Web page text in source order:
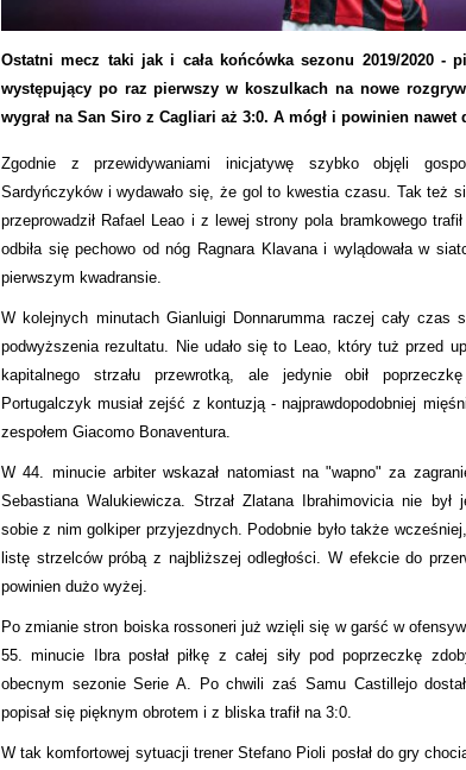
Ostatni mecz taki jak i cała końcówka sezonu 2019/2020 -
występujący po raz pierwszy w koszulkach na nowe
wygrał na San Siro z Cagliari aż 3:0. A mógł i powinien nawet
Zgodnie z przewidywaniami inicjatywę szybko objęli
Sardyńczyków i wydawało się, że gol to kwestia czasu. Tak też
przeprowadził Rafael Leao i z lewej strony pola bramkowego
odbiła się pechowo od nóg Ragnara Klavana i wylądowała w
pierwszym kwadransie.
W kolejnych minutach Gianluigi Donnarumma raczej cały czas
podwyższenia rezultatu. Nie udało się to Leao, który tuż przed
kapitalnego strzału przewrotką, ale jedynie obił
Portugalczyk musiał zejść z kontuzją - najprawdopodobniej
zespołem Giacomo Bonaventura.
W 44. minucie arbiter wskazał natomiast na "wapno" za
Sebastiana Walukiewicza. Strzał Zlatana Ibrahimovicia nie był
sobie z nim golkiper przyjezdnych. Podobnie było także
listę strzelców próbą z najbliższej odległości. W efekcie do
powinien dużo wyżej.
Po zmianie stron boiska rossoneri już wzięli się w garść w
55. minucie Ibra posłał piłkę z całej siły pod poprzeczkę
obecnym sezonie Serie A. Po chwili zaś Samu Castillejo
popisał się pięknym obrotem i z bliska trafił na 3:0.
W tak komfortowej sytuacji trener Stefano Pioli posłał do gry